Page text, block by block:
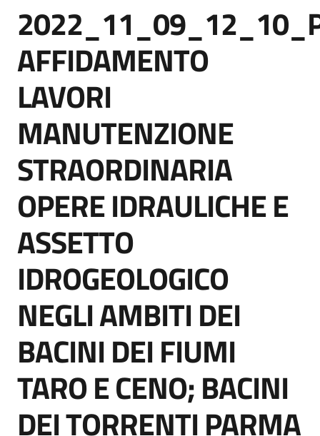
acquisto
Supporto
Piattaforme
telematiche
English
site
Seguici
su
Salta al contenuto
AFFIDAMENTO
LAVORI
MANUTENZIONE
STRAORDINARIA
OPERE IDRAULICHE E
ASSETTO
IDROGEOLOGICO
NEGLI AMBITI DEI
BACINI DEI FIUMI
TARO E CENO; BACINI
DEI TORRENTI PARMA